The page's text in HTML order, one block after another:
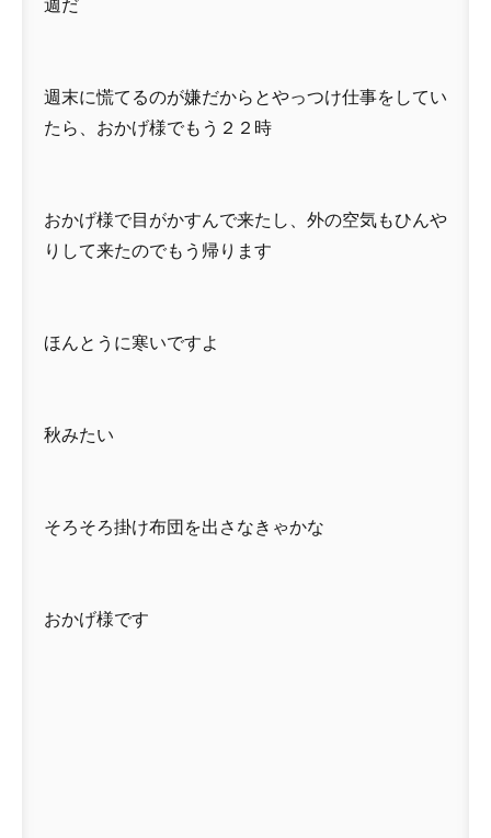
週だ
週末に慌てるのが嫌だからとやっつけ仕事をしてい
たら、おかげ様でもう２２時
おかげ様で目がかすんで来たし、外の空気もひんや
りして来たのでもう帰ります
ほんとうに寒いですよ
秋みたい
そろそろ掛け布団を出さなきゃかな
おかげ様です